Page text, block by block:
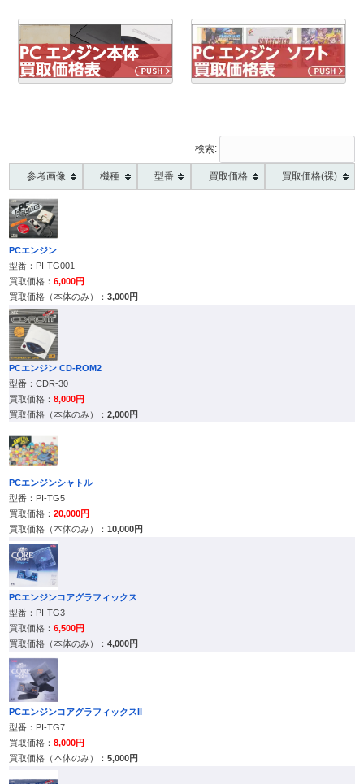
検索:
参考画像 機種 型番 買取価格 買取価格(裸)
PCエンジン
PI-TG001
6,000円
3,000円
PCエンジン CD-ROM2
CDR-30
8,000円
2,000円
PCエンジンシャトル
PI-TG5
20,000円
10,000円
PCエンジンコアグラフィックス
PI-TG3
6,500円
4,000円
PCエンジンコアグラフィックスII
PI-TG7
8,000円
5,000円